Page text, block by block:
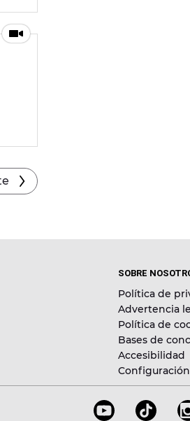
SOBRE
Política de
Advertencia
Política de
Bases de
Accesibilidad